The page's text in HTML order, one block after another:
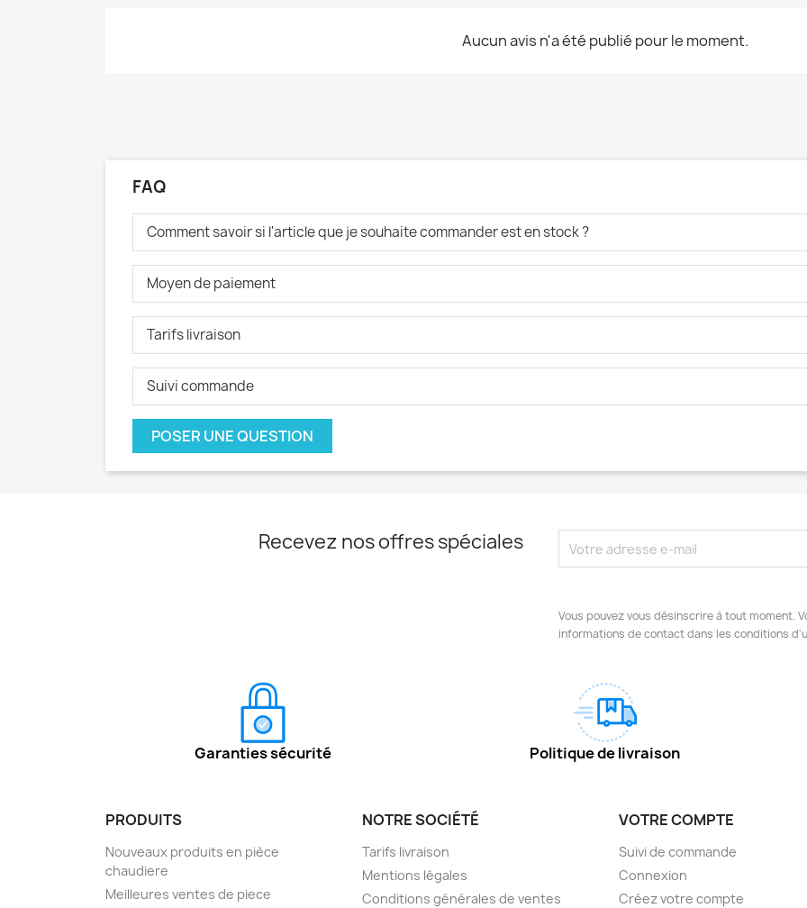
Aucun avis n'a été publié pour le moment.
FAQ
Comment savoir si l'article que je souhaite commander est en stock ?
Moyen de paiement
Tarifs livraison
Suivi commande
POSER UNE QUESTION
Recevez nos offres spéciales
Vous pouvez vous désinscrire à tout moment.
informations de contact dans les conditions
Garanties sécurité Politique de livraison
PRODUITS
Nouveaux produits en pièce
chaudiere
Meilleures ventes de piece
NOTRE SOCIÉTÉ
Tarifs livraison
Mentions légales
Conditions générales de ventes
VOTRE COMPTE
Suivi de commande
Connexion
Créez votre compte